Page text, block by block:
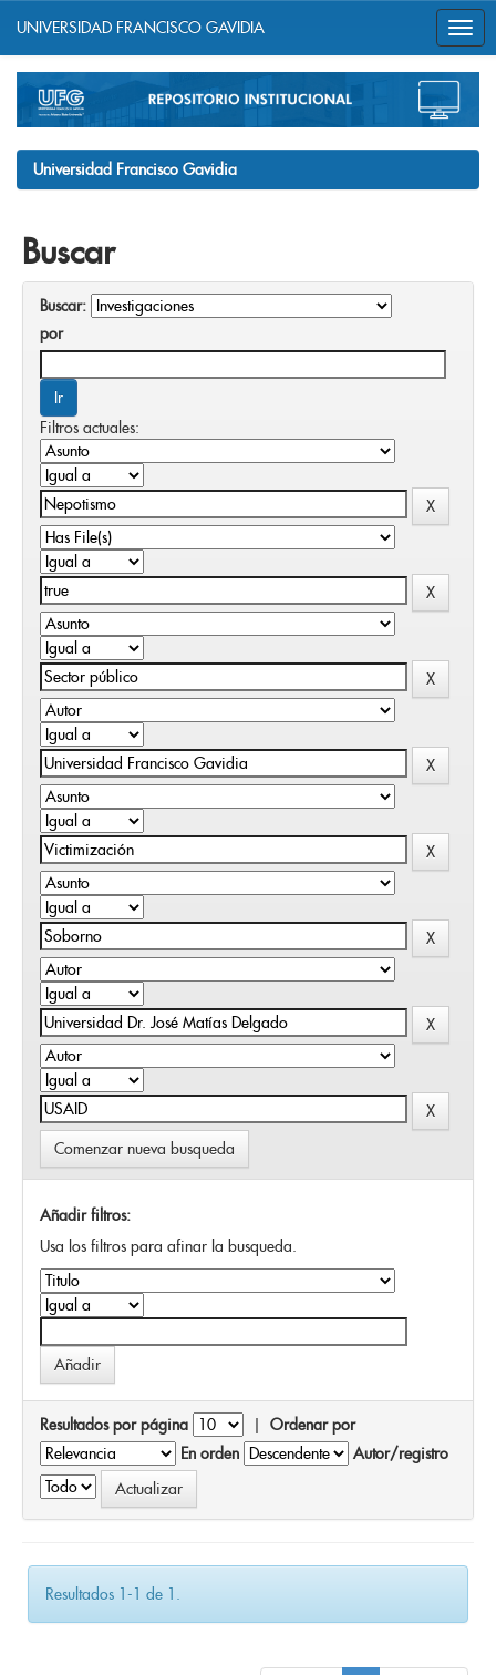
navigation
UNIVERSIDAD FRANCISCO GAVIDIA
Universidad Francisco Gavidia
Buscar
Buscar:
por
Filtros actuales:
Comenzar nueva busqueda
Añadir filtros:
Usa los filtros para afinar la busqueda.
Resultados por página | Ordenar por
En orden
Autor/registro
Resultados 1-1 de 1.